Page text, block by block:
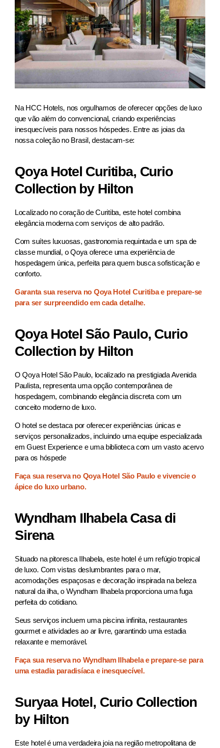
Na HCC Hotels, nos orgulhamos de oferecer opções de luxo
que vão além do convencional, criando experiências
inesquecíveis para nossos hóspedes. Entre as joias da
nossa coleção no Brasil, destacam-se:
Qoya Hotel Curitiba, Curio
Collection by Hilton
Localizado no coração de Curitiba, este hotel combina
elegância moderna com serviços de alto padrão.
Com suítes luxuosas, gastronomia requintada e um spa de
classe mundial, o Qoya oferece uma experiência de
hospedagem única, perfeita para quem busca sofisticação e
conforto.
Garanta sua reserva no Qoya Hotel Curitiba e prepare-se
para ser surpreendido em cada detalhe.
Qoya Hotel São Paulo, Curio
Collection by Hilton
O Qoya Hotel São Paulo, localizado na prestigiada Avenida
Paulista, representa uma opção contemporânea de
hospedagem, combinando elegância discreta com um
conceito moderno de luxo.
O hotel se destaca por oferecer experiências únicas e
serviços personalizados, incluindo uma equipe especializada
em Guest Experience e uma biblioteca com um vasto acervo
para os hóspede
Faça sua reserva no Qoya Hotel São Paulo e vivencie o
ápice do luxo urbano.
Wyndham Ilhabela Casa di
Sirena
Situado na pitoresca Ilhabela, este hotel é um refúgio tropical
de luxo. Com vistas deslumbrantes para o mar,
acomodações espaçosas e decoração inspirada na beleza
natural da ilha, o Wyndham Ilhabela proporciona uma fuga
perfeita do cotidiano.
Seus serviços incluem uma piscina infinita, restaurantes
gourmet e atividades ao ar livre, garantindo uma estadia
relaxante e memorável.
Faça sua reserva no Wyndham Ilhabela e prepare-se para
uma estadia paradisíaca e inesquecível.
Suryaa Hotel, Curio Collection
by Hilton
Este hotel é uma verdadeira joia na região metropolitana de